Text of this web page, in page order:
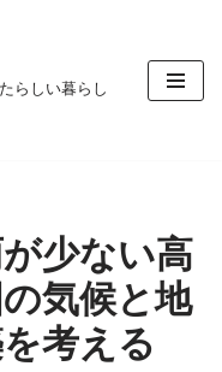
らしい暮らし
少ない高
気候と地
考える